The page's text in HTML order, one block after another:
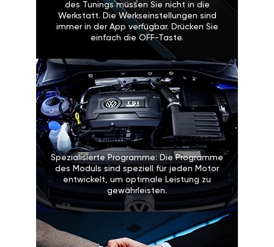
des Tunings müssen Sie nicht in die
Werkstatt. Die Werkseinstellungen sind
immer in der App verfügbar. Drücken Sie
einfach die OFF-Taste.
Spezialisierte Programme: Die Programme
des Moduls sind speziell für jeden Motor
entwickelt, um optimale Leistung zu
gewährleisten.